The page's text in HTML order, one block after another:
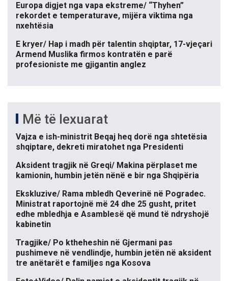
Europa digjet nga vapa ekstreme/ “Thyhen”
rekordet e temperaturave, mijëra viktima nga
nxehtësia
E kryer/ Hap i madh për talentin shqiptar, 17-vjeçari
Armend Muslika firmos kontratën e parë
profesioniste me gjigantin anglez
Më të lexuarat
Vajza e ish-ministrit Beqaj heq dorë nga shtetësia
shqiptare, dekreti miratohet nga Presidenti
Aksident tragjik në Greqi/ Makina përplaset me
kamionin, humbin jetën nënë e bir nga Shqipëria
Ekskluzive/ Rama mbledh Qeverinë në Pogradec.
Ministrat raportojnë më 24 dhe 25 gusht, pritet
edhe mbledhja e Asamblesë që mund të ndryshojë
kabinetin
Tragjike/ Po ktheheshin në Gjermani pas
pushimeve në vendlindje, humbin jetën në aksident
tre anëtarët e familjes nga Kosova